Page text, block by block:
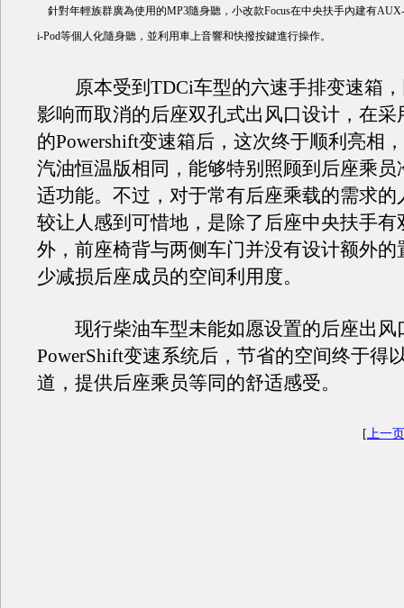
針對年輕族群廣為使用的MP3隨身聽，小改款Focus在中央扶手內建有
i-Pod等個人化隨身聽，並利用車上音響和快撥按鍵進行操作。
原本受到TDCi车型的六速手排变速箱，
影响而取消的后座双孔式出风口设计，在采
的Powershift变速箱后，这次终于顺利亮相
汽油恒温版相同，能够特别照顾到后座乘员
适功能。不过，对于常有后座乘载的需求的
较让人感到可惜地，是除了后座中央扶手有
外，前座椅背与两侧车门并没有设计额外的
少减损后座成员的空间利用度。
现行柴油车型未能如愿设置的后座出风
PowerShift变速系统后，节省的空间终于得
道，提供后座乘员等同的舒适感受。
[上一页